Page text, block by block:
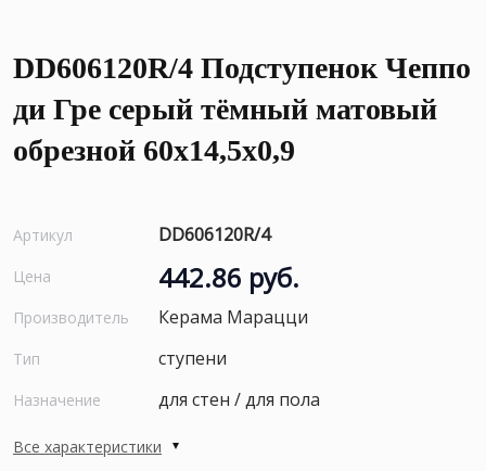
DD606120R/4 Подступенок Чеппо
ди Гре серый тёмный матовый
обрезной 60x14,5x0,9
Артикул DD606120R/4
Цена 442.86 руб.
Производитель Керама Марацци
Тип ступени
Назначение для стен / для пола
Все характеристики